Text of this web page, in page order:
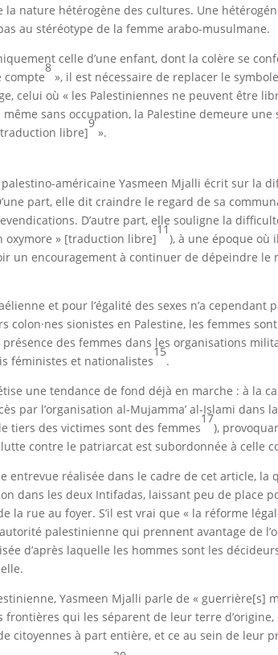
la nature hétérogène des cultures. Une
au stéréotype de la femme arabo-musulmane.
celle d’une enfant, dont la colère se
compte
8
», il est nécessaire de replacer le
celui où « les Palestiniennes ne peuvent être
sans occupation, la Palestine demeure une
libre]
9
».
américaine Yasmeen Mjalli écrit sur la
part, elle dit craindre le regard de sa
D’autre part, elle souligne la
oxymore » [traduction libre]
11
), à une époque où
un encouragement à continuer de dépeindre le
et pour l’égalité des sexes n’a cependant
colon·nes sionistes en Palestine, les femmes
présence des femmes dans les organisations
féministes et nationalistes
15
.
une tendance de fond déjà en marche : à la
par l’organisation al-Mujamma’ al-Islami dans
tiers des victimes sont des femmes
17
),
contre le patriarcat est subordonnée à celle
entrevue réalisée dans le cadre de cet article, la
dans les deux Intifadas, laissant peu de place
la rue au foyer. S’il est vrai que « la réforme
palestinienne qui prennent avantage de
d’après laquelle les hommes sont les
Yasmeen Mjalli parle de « guerrière[s]
frontières qui les séparent de leur terre d’origine,
citoyennes à part entière, et ce au sein de leur